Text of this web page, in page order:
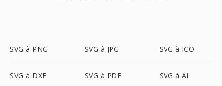
SVG à PNG SVG à JPG SVG à ICO
SVG à DXF SVG à PDF SVG à AI